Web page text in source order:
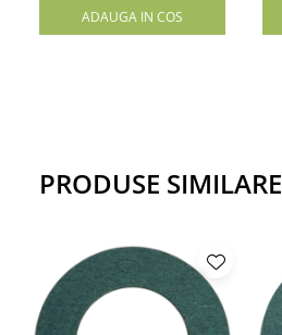
ADAUGA IN COS
PRODUSE SIMILARE